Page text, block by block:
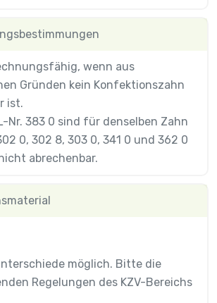
wenn aus
Gründen kein Konfektionszahn
ist.
Nr. 383 0 sind für denselben Zahn
0, 302 8, 303 0, 341 0 und 362 0
abrechenbar.
möglich. Bitte die
Regelungen des KZV-Bereichs